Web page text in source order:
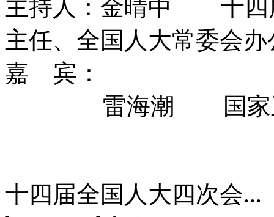
主持人：金晴中 十四
主任、全国人大常委会
嘉 宾：
雷海潮 国家卫生
十四届全国人大四次会...